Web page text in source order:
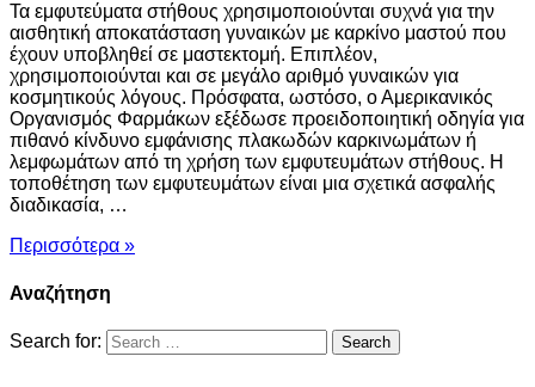
Τα εμφυτεύματα στήθους χρησιμοποιούνται συχνά για την
αισθητική αποκατάσταση γυναικών με καρκίνο μαστού που
έχουν υποβληθεί σε μαστεκτομή. Επιπλέον,
χρησιμοποιούνται και σε μεγάλο αριθμό γυναικών για
κοσμητικούς λόγους. Πρόσφατα, ωστόσο, ο Αμερικανικός
Οργανισμός Φαρμάκων εξέδωσε προειδοποιητική οδηγία για
πιθανό κίνδυνο εμφάνισης πλακωδών καρκινωμάτων ή
λεμφωμάτων από τη χρήση των εμφυτευμάτων στήθους. Η
τοποθέτηση των εμφυτευμάτων είναι μια σχετικά ασφαλής
διαδικασία, …
Περισσότερα »
Αναζήτηση
Search for: